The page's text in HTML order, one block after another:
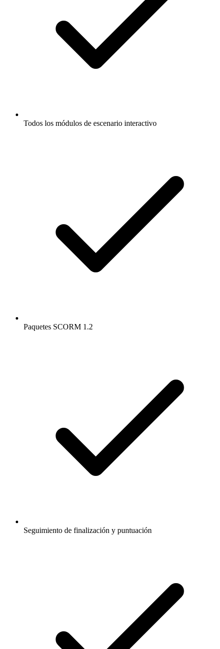
Todos los módulos de escenario interactivo
Paquetes SCORM 1.2
Seguimiento de finalización y puntuación